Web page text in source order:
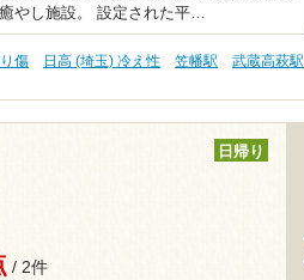
やし施設。 設定された平…
傷 日高 (埼玉) 冷え性 笠幡駅
武蔵高萩駅
日帰り
/ 2件